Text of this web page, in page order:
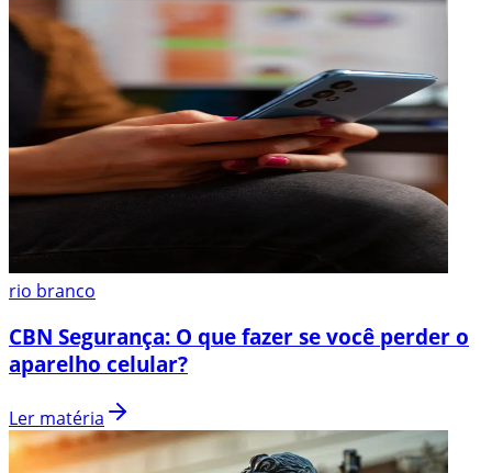
rio branco
CBN Segurança: O que fazer se você perder o
aparelho celular?
Ler matéria